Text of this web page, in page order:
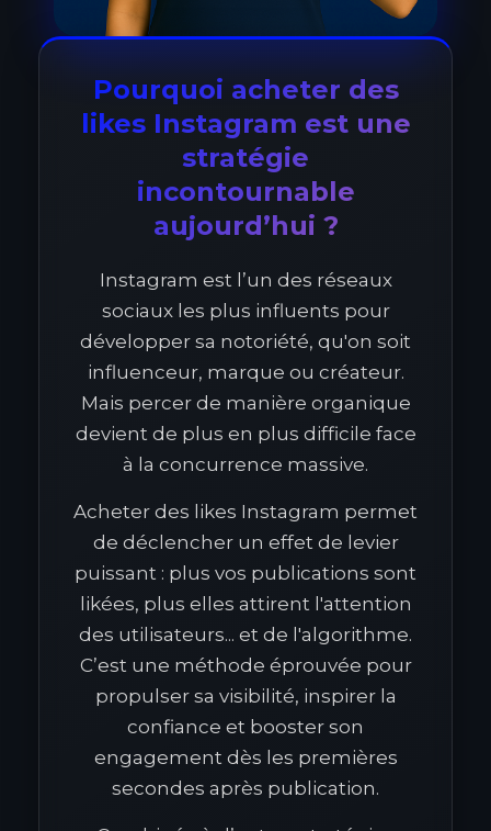
Pourquoi acheter des
likes Instagram est une
stratégie
incontournable
aujourd’hui ?
Instagram est l’un des réseaux
sociaux les plus influents pour
développer sa notoriété, qu'on soit
influenceur, marque ou créateur.
Mais percer de manière organique
devient de plus en plus difficile face
à la concurrence massive.
Acheter des likes Instagram permet
de déclencher un effet de levier
puissant : plus vos publications sont
likées, plus elles attirent l'attention
des utilisateurs... et de l'algorithme.
C’est une méthode éprouvée pour
propulser sa visibilité, inspirer la
confiance et booster son
engagement dès les premières
secondes après publication.